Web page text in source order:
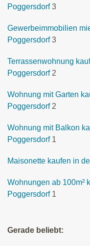
Poggersdorf 3
Gewerbeimmobilien
Poggersdorf 3
Terrassenwohnung
Poggersdorf 2
Wohnung mit Garten
Poggersdorf 2
Wohnung mit Balkon
Poggersdorf 1
Maisonette kaufen in
Wohnungen ab 100m²
Poggersdorf 1
Gerade beliebt: